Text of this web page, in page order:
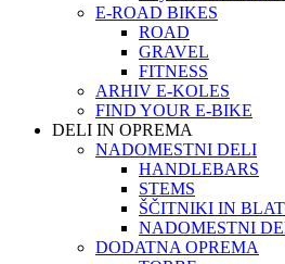
E-ROAD BIKES
ROAD
GRAVEL
FITNESS
ARHIV E-KOLES
FIND YOUR E-BIKE
DELI IN OPREMA
NADOMESTNI DELI
HANDLEBARS
STEMS
ŠČITNIKI IN
NADOMESTNI
DODATNA OPREMA